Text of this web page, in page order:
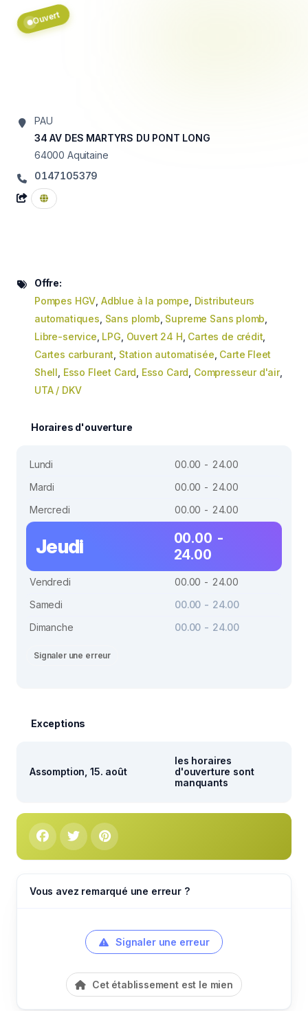
Ouvert
PAU
34 AV DES MARTYRS DU PONT LONG
64000 Aquitaine
0147105379
Offre:
Pompes HGV Adblue à la pompe Distributeurs
automatiques Sans plomb Supreme Sans plomb
Libre-service LPG Ouvert 24 H Cartes de crédit
Cartes carburant Station automatisée Carte Fleet
Shell Esso Fleet Card Esso Card Compresseur d'air,
UTA / DKV
Horaires d'ouverture
Lundi
00.00 - 24.00
Mardi
00.00 - 24.00
Mercredi
00.00 - 24.00
Jeudi
00.00 -
24.00
Vendredi
00.00 - 24.00
Samedi
00.00 - 24.00
Dimanche
00.00 - 24.00
Signaler une erreur
Exceptions
Assomption, 15. août
les horaires
d'ouverture sont
manquants
Vous avez remarqué une erreur ?
Signaler une erreur
Cet établissement est le mien